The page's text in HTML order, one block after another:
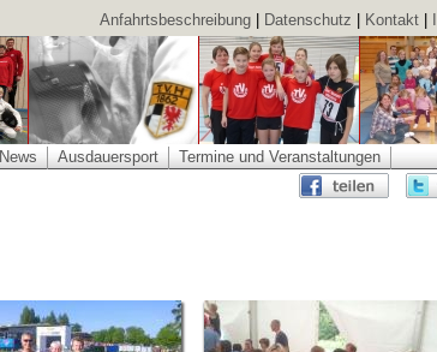
Anfahrtsbeschreibung Datenschutz Kontakt
News Ausdauersport Termine und Veranstaltungen